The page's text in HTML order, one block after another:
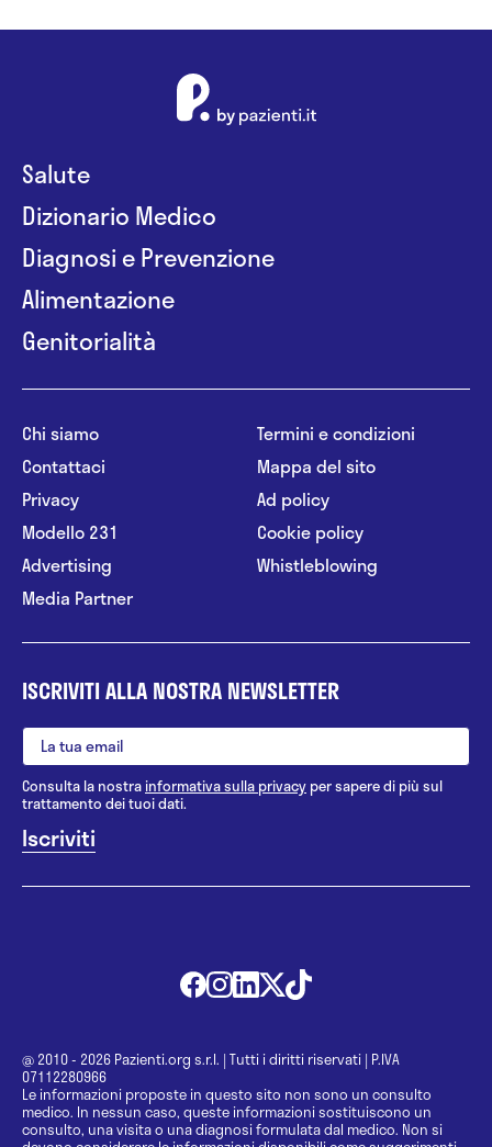
Salute
Dizionario Medico
Diagnosi e Prevenzione
Alimentazione
Genitorialità
Chi siamo
Contattaci
Privacy
Modello 231
Advertising
Media Partner
Termini e condizioni
Mappa del sito
Ad policy
Cookie policy
Whistleblowing
ISCRIVITI ALLA NOSTRA NEWSLETTER
Consulta la nostrainformativa sulla privacy per sapere di più sul
trattamento dei tuoi dati.
@ 2010 - 2026 Pazienti.org s.r.l. | Tutti i diritti riservati | P.IVA
07112280966
Le informazioni proposte in questo sito non sono un consulto
medico. In nessun caso, queste informazioni sostituiscono un
consulto, una visita o una diagnosi formulata dal medico. Non si